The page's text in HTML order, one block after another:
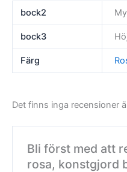
bock2
bock3
Färg
Det finns inga recensioner
Bli först med att
rosa, konstgjord